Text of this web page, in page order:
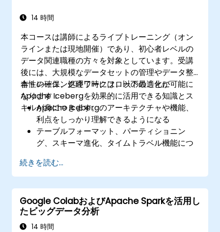
ンスとデータスキャン効率を最適化する技術
分散環境下におけるデータ整合性の維持、ト
ランザクション保証の管理、障害対応メカニ
ズムの実装を行うこと。
14 時間
本コースは講師によるライブトレーニング（オン
ラインまたは現地開催）であり、初心者レベルの
データ関連職種の方々を対象としています。受講
後には、大規模なデータセットの管理やデータ整
合性の確保、処理ワークフローの最適化に
Apache Icebergを効果的に活用できる知識とス
キルが身につきます。
本トレーニング終了時には、以下のことが可能に
なります：
Apache Icebergのアーキテクチャや機能、
利点をしっかり理解できるようになる
テーブルフォーマット、パーティショニン
グ、スキーマ進化、タイムトラベル機能につ
さまざまな環境にApache Icebergをインス
トール・設定できるようになる
Icebergテーブルの作成、管理、操作が行え
るようになる
他のテーブルフォーマットからIcebergへの
データ移行手順を理解できるようになる
続きを読む...
Google ColabおよびApache Sparkを活用し
たビッグデータ分析
14 時間